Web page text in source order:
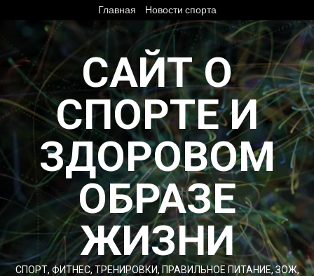
содержимому
Главная Новости спорта
САЙТ О
СПОРТЕ И
ЗДОРОВОМ
ОБРАЗЕ
ЖИЗНИ
СПОРТ, ФИТНЕС, ТРЕНИРОВКИ, ПРАВИЛЬНОЕ ПИТАНИЕ, ЗОЖ,